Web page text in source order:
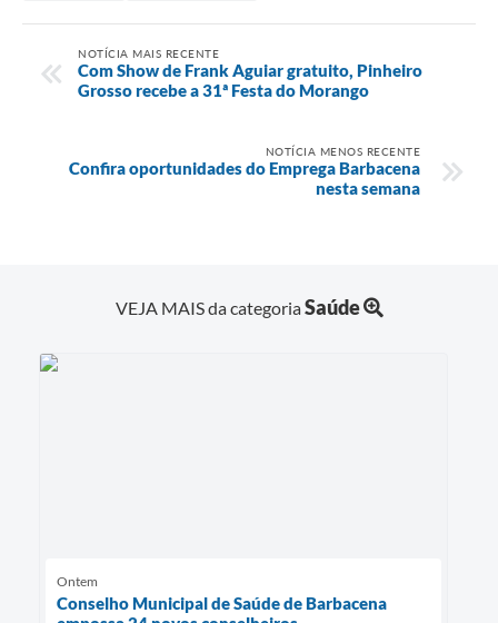
NOTÍCIA MAIS RECENTE
Com Show de Frank Aguiar gratuito, Pinheiro
Grosso recebe a 31ª Festa do Morango
NOTÍCIA MENOS RECENTE
Confira oportunidades do Emprega Barbacena
nesta semana
VEJA MAIS da categoriaSaúde
Ontem
Conselho Municipal de Saúde de Barbacena